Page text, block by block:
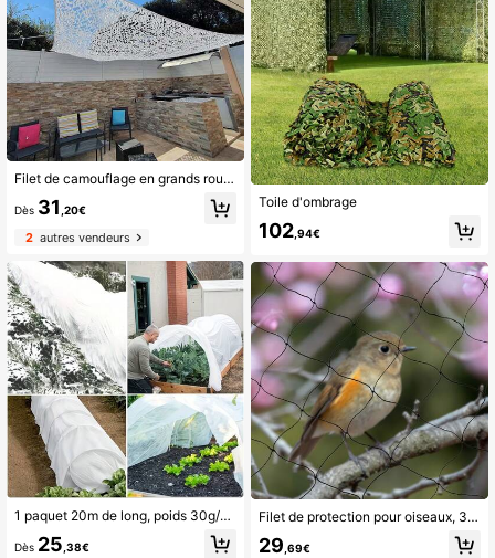
Filet de camouflage en grands rouleaux, adapté à la chasse, toile d'ombrage, costume ghillie, toile d'ombrage, vêtements de camping, militaire, décoration de fête, balcon, protection solaire
Dès 31 ,20€
2autres vendeurs
1 paquet 20m de long, poids 30g/M². Convient pour le jardin, les plantes horticoles, les légumes, les semis, les arbres, l'isolation, le tissu non tissé agricole anti-vieillissement. Tissu non tissé résistant aux nuisibles, au soleil, au froid et aux UV.
Dès 25 ,38€
Toile d'ombrage
102 ,94€
Filet de protection pour oiseaux, 30 x 15 m, pour poulaillers, filet à volailles, maille 5 x 5 cm, filet de protection pour plantes de jardin
29 ,69€